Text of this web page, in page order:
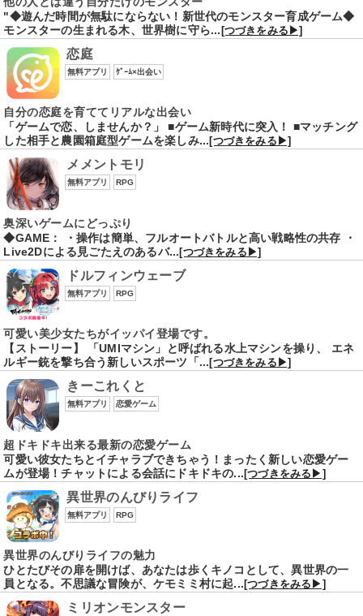
"◆遊んだ時間が無駄にならない！新世代のモンスター育成ゲーム◆
モンスターの生まれる木、世界樹に守ら... [つづきをみる▶]
恋庭
無料アプリ ｹﾞｰﾑ×出会い
自分の恋庭を育ててリアルな出会い
「ゲームで恋、しませんか？」 ■ゲーム新時代に突入！ ■マッチング
した相手と農園箱庭型ゲームを楽しみ...[つづきをみる▶]
メメントモリ
無料アプリ RPG
奥深いゲームにどっぷり
◆GAME： ・操作は簡単、フルオートバトルと高い戦略性の共存 ・
Live2Dによる見ごたえのあるバ...[つづきをみる▶]
ドルフィンウェーブ
無料アプリ RPG
可愛い美少女たちがイッパイ登場です。
【ストーリー】 「UMIマシン」と呼ばれる水上マシンを操り、 エネ
ルギー銃を撃ち合う新しいスポーツ「...[つづきをみる▶]
きーこれくと
無料アプリ 恋愛ゲーム
超ドキドキ出来る最新の恋愛ゲーム
可愛い彼女たちとイチャラブできちゃう！まったく新しい恋愛ゲー
ムが登場！チャットによる会話にドキドキの...[つづきをみる▶]
異世界のんびりライフ
無料アプリ RPG
異世界のんびりライフの魅力
ひとたびその扉を開けば、あなたは歩くキノコとして、異世界の一
員となる。不思議な冒険が、ケモミミ村に起...[つづきをみる▶]
ミリオンモンスター